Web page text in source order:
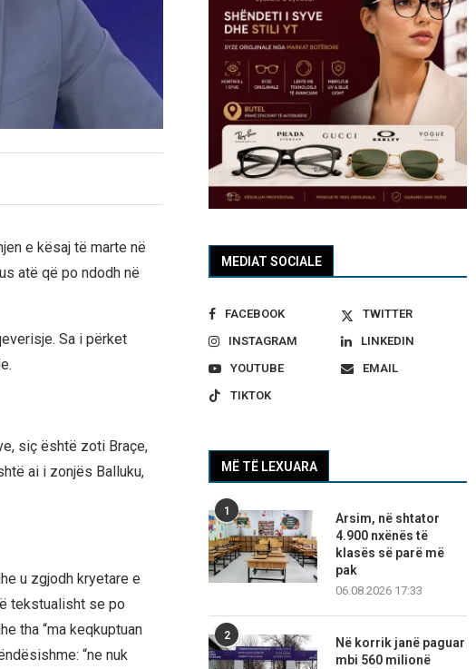
e kësaj të marte në
atë që po ndodh në
Sa i përket
siç është zoti Braçe,
ai i zonjës Balluku,
u zgjodh kryetare e
tekstualisht se po
tha “ma keqkuptuan
“ne nuk
MEDIAT SOCIALE
FACEBOOK
TWITTER
INSTAGRAM
LINKEDIN
YOUTUBE
EMAIL
TIKTOK
MË TË LEXUARA
1
Arsim, në shtator
4.900 nxënës të
klasës së parë më
pak
06.08.2026 17:33
2
Në korrik janë paguar
mbi 560 milionë